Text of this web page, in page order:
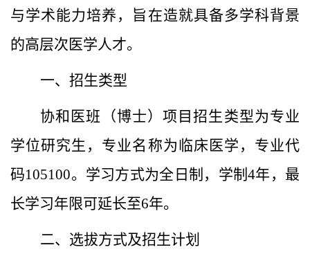
与学术能力培养，旨在造就具备多学科背景
的高层次医学人才。
一、招生类型
协和医班 （博士） 项目招生类型为专业
学位研究生，专业名称为临床医学，专业代
码105100。学习方式为全日制，学制4年，最
长学习年限可延长至6年。
二、选拔方式及招生计划